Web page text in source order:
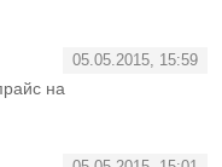
05.05.2015, 15:59
на